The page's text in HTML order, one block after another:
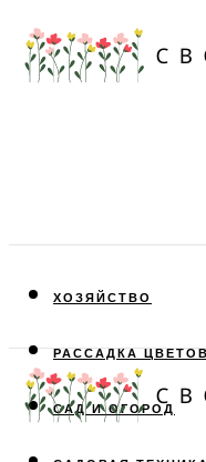
ХОЗЯЙСТВО
РАССАДКА
САД И ОГОРОД